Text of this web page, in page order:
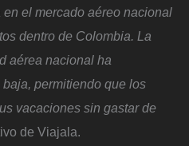
el mercado aéreo nacional
dentro de Colombia. La
aérea nacional ha
permitiendo que los
vacaciones sin gastar de
de Viajala.